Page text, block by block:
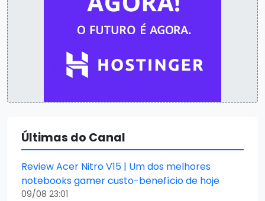
Últimas do Canal
Review Acer Nitro V15 | Um dos melhores
notebooks gamer custo-benefício de hoje
09/08 23:01